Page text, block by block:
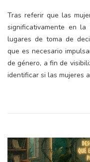
Tras referir que las
significativamente en la
lugares de toma de
que es necesario
de género, a fin de
identificar si las mujeres